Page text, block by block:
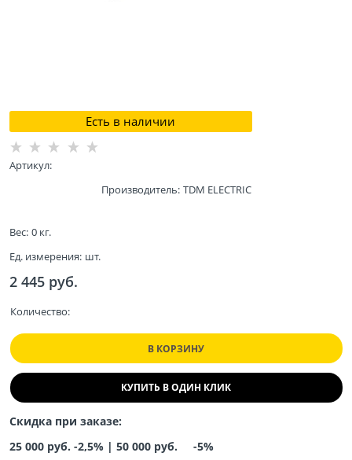
Есть в наличии
Артикул:
Производитель: TDM ELECTRIC
Вес: 0 кг.
Ед. измерения: шт.
2 445 руб.
Количество:
В КОРЗИНУ
КУПИТЬ В ОДИН КЛИК
Скидка при заказе:
25 000 руб. -2,5% | 50 000 руб. -5%